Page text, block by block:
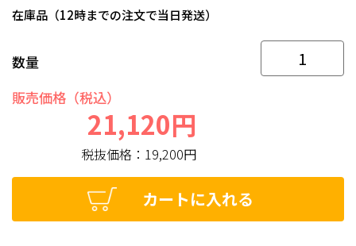
在庫品（12時までの注文で当日発送）
数量
販売価格（税込）
21,120円
税抜価格： 19,200円
カートに入れる